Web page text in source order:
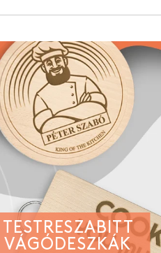
TESTRESZABITT
VÁGÓDESZKÁK